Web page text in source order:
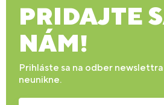
PRIDAJTE
NÁM!
Prihláste sa na odber newslettra
neunikne.